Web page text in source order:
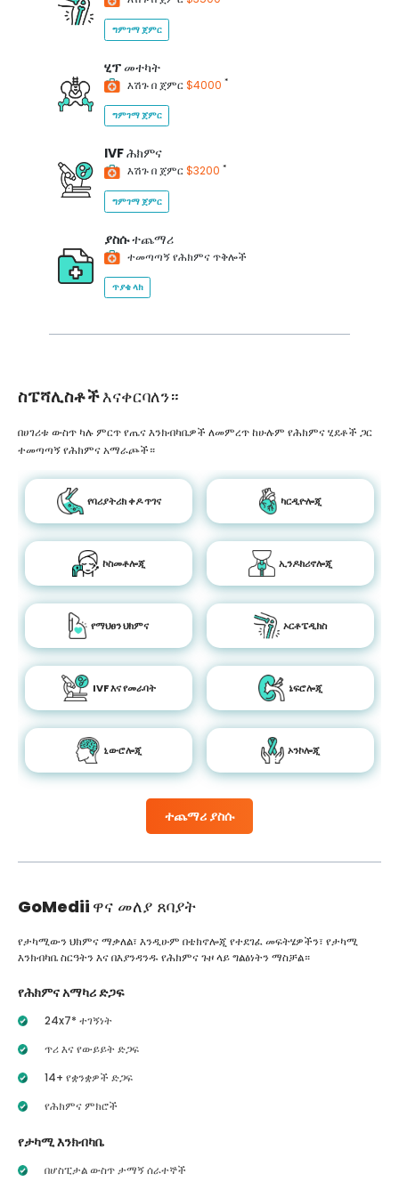
ግምገማ ጀምር
ሂፕመተካት
እሽጉ በ ጀምር$4000 *
ግምገማ ጀምር
IVFሕክምና
እሽጉ በ ጀምር$3200 *
ግምገማ ጀምር
ያስሱተጨማሪ
ተመጣጣኝ የሕክምና ጥቅሎች
ጥያቄ ላክ
ስፔሻሊስቶችእናቀርባለን።
ተጨማሪ ያስሱ
በሀገሪቱ ውስጥ ካሉ ምርጥ የጤና እንክብካቤዎች ለመምረጥ ከሁሉም የሕክምና ሂደቶች ጋር
ተመጣጣኝ የሕክምና አማራጮች።
የባሪያትሪክ ቀዶ ጥገና ካርዲዮሎጂ
ኮስመቶሎጂ ኢንዶክሪኖሎጂ
የማህፀን ህክምና ኦርቶፔዲክስ
IVF እና የመራባት ኔፍሮሎጂ
ኒውሮሎጂ ኦንኮሎጂ
GoMedii ዋና መለያ ጸባያት
የታካሚውን ህክምና ማቃለል፣ እንዲሁም በቴክኖሎጂ የተደገፈ መፍትሄዎችን፣ የታካሚ
እንክብካቤ ስርዓትን እና በእያንዳንዱ የሕክምና ጉዞ ላይ ግልፅነትን ማስቻል።
የሕክምና አማካሪ ድጋፍ
24x7* ተገኝነት
ጥሪ እና የውይይት ድጋፍ
14+ የቋንቋዎች ድጋፍ
የሕክምና ምክሮች
የታካሚ እንክብካቤ
በሆስፒታል ውስጥ ታማኝ ሰራተኞች